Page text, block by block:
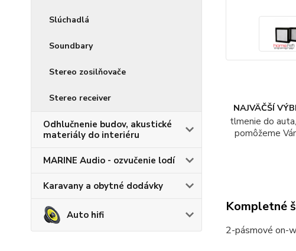
Slúchadlá
Soundbary
Stereo zosilňovače
Stereo receiver
Odhlučnenie budov, akustické
materiály do interiéru
MARINE Audio - ozvučenie lodí
Karavany a obytné dodávky
Auto hifi
NAJVÄČŠÍ
tlmenie do
pomôžeme
Kompletné
2-pásmové on-